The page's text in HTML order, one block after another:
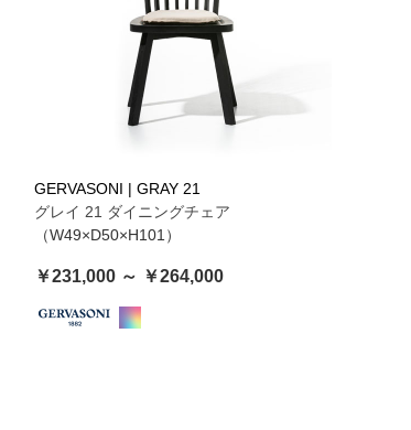
GERVASONI | GRAY 21
グレイ 21 ダイニングチェア
（W49×D50×H101）
￥231,000 ～ ￥264,000